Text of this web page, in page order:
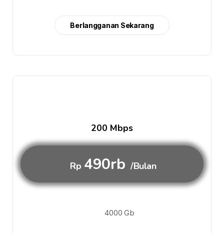
Berlangganan Sekarang
200 Mbps
Rp 490rb /Bulan
4000 Gb